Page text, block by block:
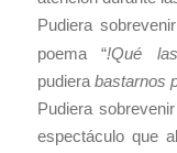
Pudiera
poema “!Qué
pudierabastarnos
Pudiera
espectáculo que